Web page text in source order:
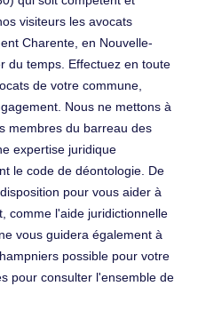
visiteurs les avocats
Charente, en Nouvelle-
du temps. Effectuez en toute
de votre commune,
Nous ne mettons à
membres du barreau des
expertise juridique
le code de déontologie. De
pour vous aider à
comme l'aide juridictionnelle
vous guidera également à
possible pour votre
pour consulter l'ensemble de